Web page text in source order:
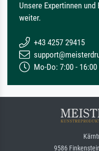
Unsere Expertinnen
weiter.
+43 4257 29415
Mo-Do: 7:00 -
9586